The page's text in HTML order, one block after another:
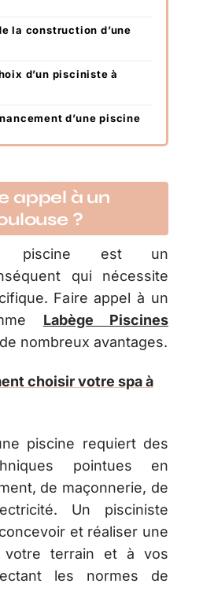
la construction d’une
d’un pisciniste à
d’une piscine
appel à un
?
piscine est un
qui nécessite
Faire appel à un
Labège Piscines
nombreux avantages.
choisir votre spa à
piscine requiert des
pointues en
de maçonnerie, de
Un pisciniste
et réaliser une
votre terrain et à vos
les normes de